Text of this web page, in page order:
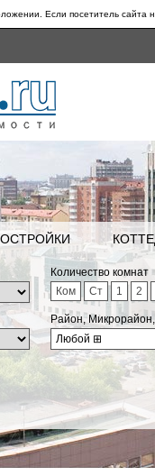
Если посетитель сайта
Количество комнат
Ком
Ст 1 2
Район,
Любой ⊞